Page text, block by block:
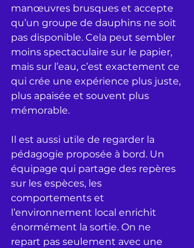
manœuvres brusques et accepte
qu’un groupe de dauphins ne soit
pas disponible. Cela peut sembler
moins spectaculaire sur le papier,
mais sur l’eau, c’est exactement ce
qui crée une expérience plus juste,
plus apaisée et souvent plus
mémorable.
Il est aussi utile de regarder la
pédagogie proposée à bord. Un
équipage qui partage des repères
sur les espèces, les
comportements et
l’environnement local enrichit
énormément la sortie. On ne
repart pas seulement avec une